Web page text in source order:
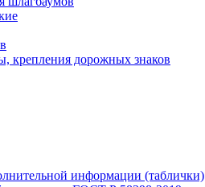
крепления дорожных знаков
информации (таблички)